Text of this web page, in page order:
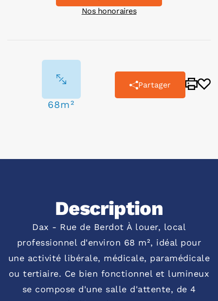
Nos honoraires
68m²
Partager
Description
Dax - Rue de Berdot À louer, local
professionnel d'environ 68 m², idéal pour
une activité libérale, médicale, paramédicale
ou tertiaire. Ce bien fonctionnel et lumineux
se compose d'une salle d'attente, de 4